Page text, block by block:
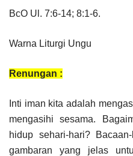
BcO Ul. 7:6-14; 8:1-6.
Warna Liturgi Ungu
Renungan :
Inti iman kita adalah
mengasihi sesama.
hidup sehari-hari?
gambaran yang jelas